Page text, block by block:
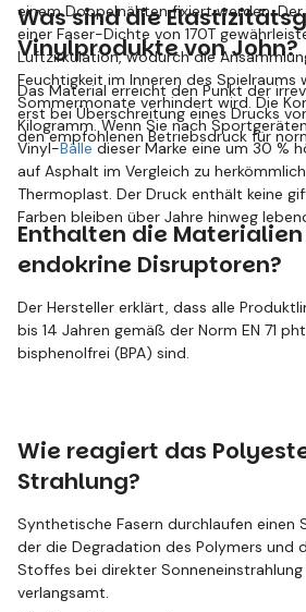
einem Doppelnähten fixiert werden.
einer Faser-Dichte von 170T
Luftzirkulation, wodurch die
Feuchtigkeit im Inneren des Spielraums
Sommermonate verhindert wird. Die
Kilogramm. Wenn Sie nach
Vinyl-Bälledieser Marke eine um 30 %
auf Asphalt im Vergleich zu
Thermoplast. Der Druck enthält keine
Farben bleiben über Jahre hinweg
Was sind die
Vinylprodukte von John?
Das Material erreicht den Punkt der
erst bei Überschreitung eines Drucks
den empfohlenen Betriebsdruck für
Enthalten die
endokrine Disruptoren?
Der Hersteller erklärt, dass alle
bis 14 Jahren gemäß der Norm EN 71
bisphenolfrei (BPA) sind.
Wie reagiert das
Strahlung?
Synthetische Fasern durchlaufen einen
der die Degradation des Polymers und
Stoffes bei direkter
verlangsamt.